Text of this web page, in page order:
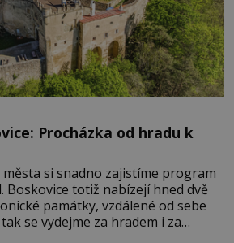
Procházka od hradu k
si snadno zajistíme program
Boskovice totiž nabízejí hned dvě
památky, vzdálené od sebe
se vydejme za hradem i za